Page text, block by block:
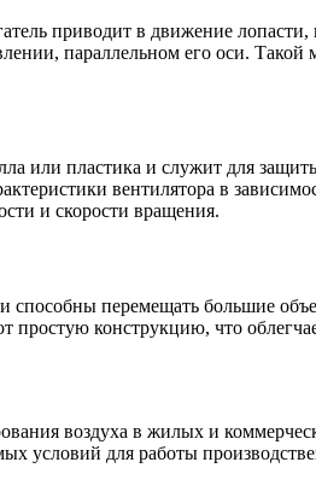
приводит в движение лопасти,
параллельном его оси. Такой
или пластика и служит для
вентилятора в
и скорости вращения.
способны перемещать большие
простую конструкцию, что
воздуха в жилых и
условий для работы